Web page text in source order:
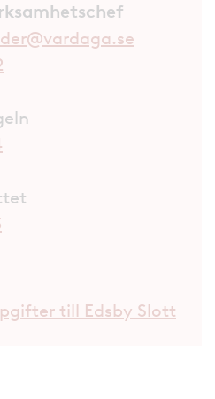
till Edsby Slott